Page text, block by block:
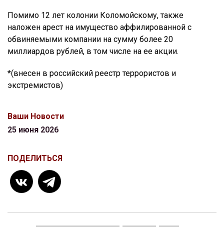
Помимо 12 лет колонии Коломойскому, также
наложен арест на имущество аффилированной с
обвиняемыми компании на сумму более 20
миллиардов рублей, в том числе на ее акции.
*(внесен в российский реестр террористов и
экстремистов)
Ваши Новости
25 июня 2026
ПОДЕЛИТЬСЯ